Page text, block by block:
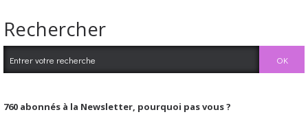
Rechercher
760 abonnés à la Newsletter, pourquoi pas vous ?